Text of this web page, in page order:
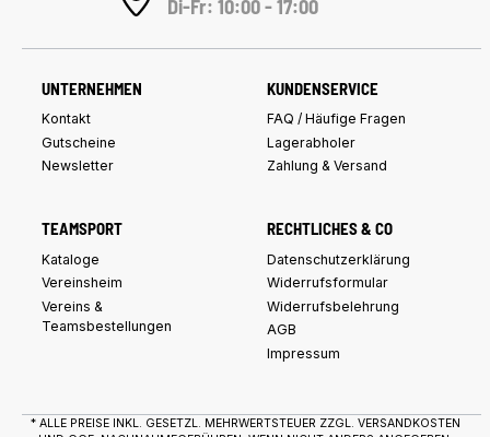
Di-Fr: 10:00 - 17:00
UNTERNEHMEN
Kontakt
Gutscheine
Newsletter
KUNDENSERVICE
FAQ / Häufige Fragen
Lagerabholer
Zahlung & Versand
TEAMSPORT
Kataloge
Vereinsheim
Vereins &
Teamsbestellungen
RECHTLICHES & CO
Datenschutzerklärung
Widerrufsformular
Widerrufsbelehrung
AGB
Impressum
* ALLE PREISE INKL. GESETZL. MEHRWERTSTEUER ZZGL. VERSANDKOSTEN